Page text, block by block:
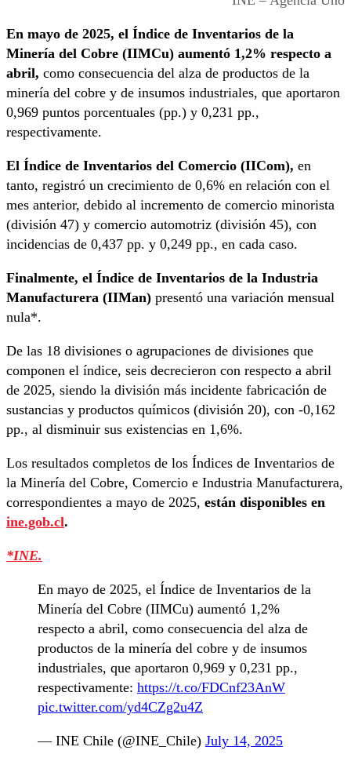
En mayo de 2025, el Índice de Inventarios de la
Minería del Cobre (IIMCu) aumentó 1,2% respecto a
abril, como consecuencia del alza de productos de la
minería del cobre y de insumos industriales, que aportaron
0,969 puntos porcentuales (pp.) y 0,231 pp.,
respectivamente.
El Índice de Inventarios del Comercio (IICom), en
tanto, registró un crecimiento de 0,6% en relación con el
mes anterior, debido al incremento de comercio minorista
(división 47) y comercio automotriz (división 45), con
incidencias de 0,437 pp. y 0,249 pp., en cada caso.
Finalmente, el Índice de Inventarios de la Industria
Manufacturera (IIMan) presentó una variación mensual
nula*.
De las 18 divisiones o agrupaciones de divisiones que
componen el índice, seis decrecieron con respecto a abril
de 2025, siendo la división más incidente fabricación de
sustancias y productos químicos (división 20), con -0,162
pp., al disminuir sus existencias en 1,6%.
Los resultados completos de los Índices de Inventarios de
la Minería del Cobre, Comercio e Industria Manufacturera,
correspondientes a mayo de 2025, están disponibles en
ine.gob.cl.
*INE.
En mayo de 2025, el Índice de Inventarios de la
Minería del Cobre (IIMCu) aumentó 1,2%
respecto a abril, como consecuencia del alza de
productos de la minería del cobre y de insumos
industriales, que aportaron 0,969 y 0,231 pp.,
respectivamente: https://t.co/FDCnf23AnW
pic.twitter.com/yd4CZg2u4Z
— INE Chile (@INE_Chile) July 14, 2025